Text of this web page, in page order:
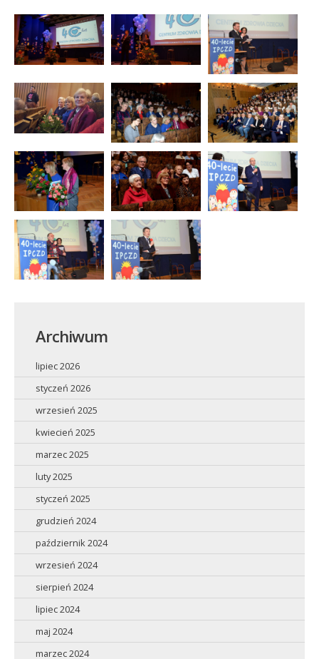
Archiwum
lipiec 2026
styczeń 2026
wrzesień 2025
kwiecień 2025
marzec 2025
luty 2025
styczeń 2025
grudzień 2024
październik 2024
wrzesień 2024
sierpień 2024
lipiec 2024
maj 2024
marzec 2024